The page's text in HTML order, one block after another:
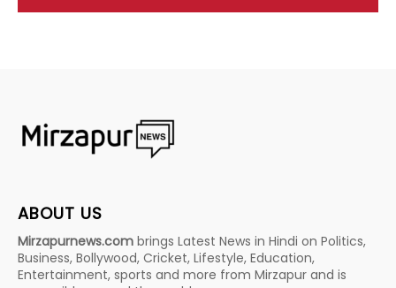
ABOUT US
Mirzapurnews.com brings Latest News in Hindi on Politics,
Business, Bollywood, Cricket, Lifestyle, Education,
Entertainment, sports and more from Mirzapur and is